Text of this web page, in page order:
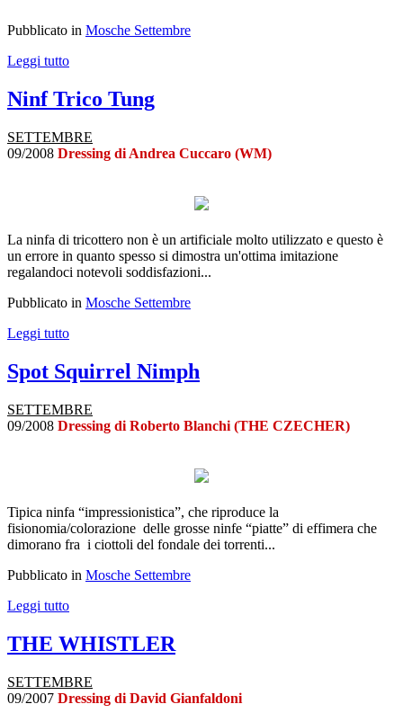
Pubblicato in Mosche Settembre
Leggi tutto
Ninf Trico Tung
SETTEMBRE
09/2008 Dressing di Andrea Cuccaro (WM)
La ninfa di tricottero non è un artificiale molto utilizzato e questo è
un errore in quanto spesso si dimostra un'ottima imitazione
regalandoci notevoli soddisfazioni...
Pubblicato in Mosche Settembre
Leggi tutto
Spot Squirrel Nimph
SETTEMBRE
09/2008 Dressing di Roberto Blanchi (THE CZECHER)
Tipica ninfa “impressionistica”, che riproduce la
fisionomia/colorazione delle grosse ninfe “piatte” di effimera che
dimorano fra i ciottoli del fondale dei torrenti...
Pubblicato in Mosche Settembre
Leggi tutto
THE WHISTLER
SETTEMBRE
09/2007 Dressing di David Gianfaldoni